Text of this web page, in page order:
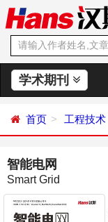
学术期刊
首页 工程技术
智能电网
Smart Grid